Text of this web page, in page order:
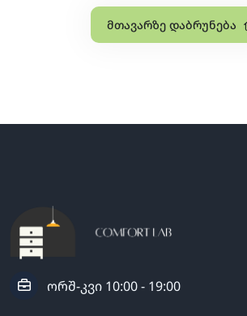
Მთავარზე Დაბრუნება
ორშ-კვი 10:00 - 19:00